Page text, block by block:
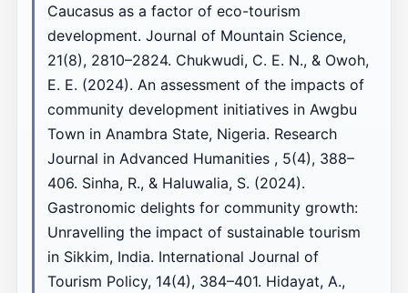
Caucasus as a factor of eco-tourism
development. Journal of Mountain Science,
21(8), 2810–2824. Chukwudi, C. E. N., & Owoh,
E. E. (2024). An assessment of the impacts of
community development initiatives in Awgbu
Town in Anambra State, Nigeria. Research
Journal in Advanced Humanities , 5(4), 388–
406. Sinha, R., & Haluwalia, S. (2024).
Gastronomic delights for community growth:
Unravelling the impact of sustainable tourism
in Sikkim, India. International Journal of
Tourism Policy, 14(4), 384–401. Hidayat, A.,